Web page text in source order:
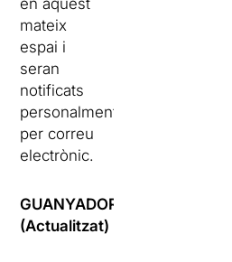
mateix
espai i
seran
notificats
personalment
per correu
electrònic.
GUANYADORS
(Actualitzat)